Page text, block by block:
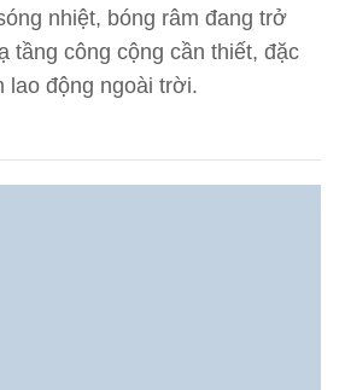
nhiệt, bóng râm đang trở
tầng công cộng cần thiết, đặc
lao động ngoài trời.